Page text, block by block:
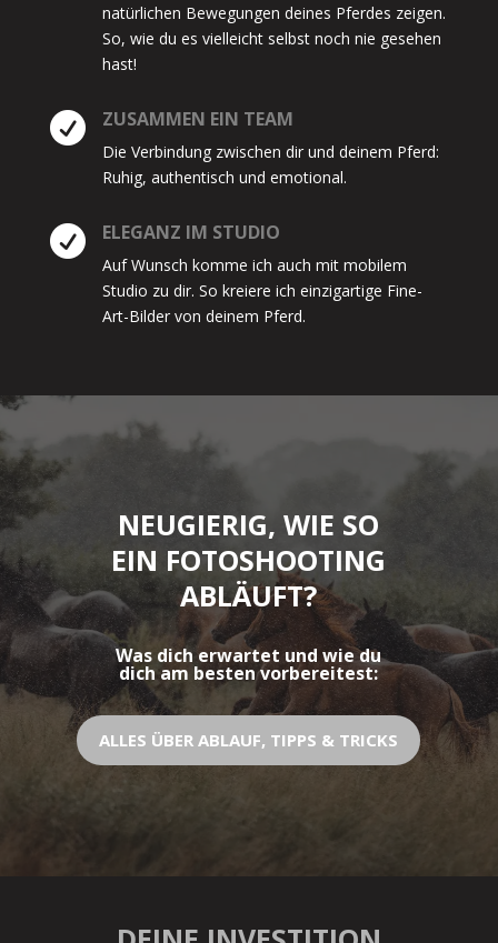
natürlichen Bewegungen deines Pferdes zeigen.
So, wie du es vielleicht selbst noch nie gesehen
hast!
 ZUSAMMEN EIN TEAM
Die Verbindung zwischen dir und deinem Pferd:
Ruhig, authentisch und emotional.
 ELEGANZ IM STUDIO
Auf Wunsch komme ich auch mit mobilem
Studio zu dir. So kreiere ich einzigartige Fine-
Art-Bilder von deinem Pferd.
NEUGIERIG, WIE SO
EIN FOTOSHOOTING
ABLÄUFT?
Was dich erwartet und wie du
dich am besten vorbereitest:
ALLES ÜBER ABLAUF, TIPPS & TRICKS